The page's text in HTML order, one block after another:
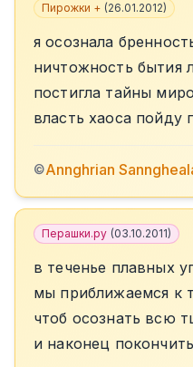
Пирожки + (26.01.2012)
я осознала
ничтожность бытия
постигла тайны
власть хаоса пойду
©Annghrian
Перашки.ру (03.10.2011)
в теченье плавных
мы приближаемся к
чтоб осознать всю
и наконец